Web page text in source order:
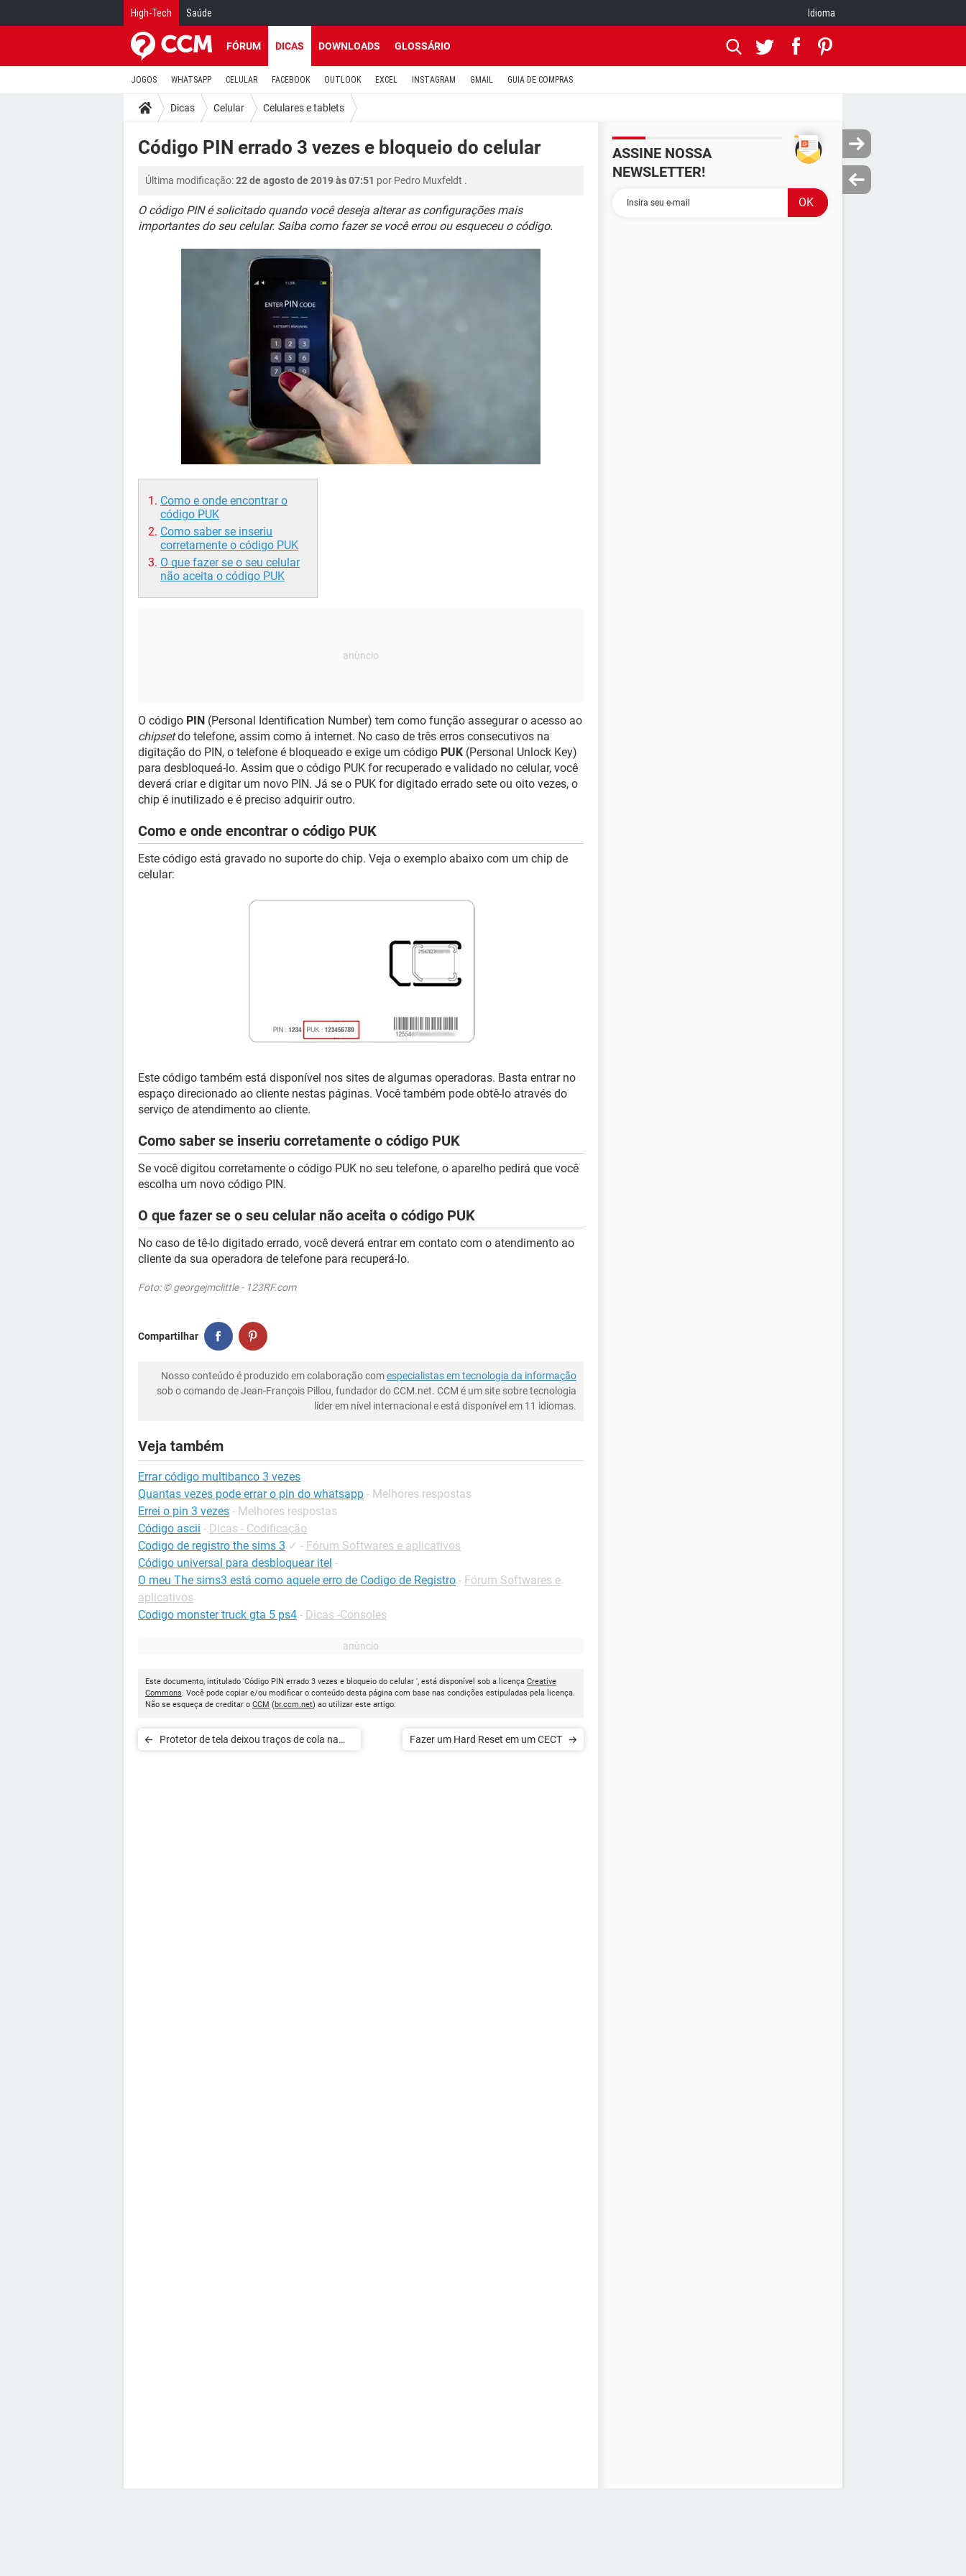
High-Tech Saúde Idioma
FÓRUM DICAS DOWNLOADS GLOSSÁRIO
JOGOS WHATSAPP CELULAR FACEBOOK OUTLOOK EXCEL INSTAGRAM GMAIL GUIA DE COMPRAS
Dicas Celular Celulares e tablets
Código PIN errado 3 vezes e bloqueio do celular
Última modificação:22 de agosto de 2019 às 07:51 por Pedro Muxfeldt .
O código PIN é solicitado quando você deseja alterar as configurações mais
importantes do seu celular. Saiba como fazer se você errou ou esqueceu o código.
Como e onde encontrar o
código PUK
Como saber se inseriu
corretamente o código PUK
O que fazer se o seu celular
não aceita o código PUK
O código PIN (Personal Identification Number) tem como função assegurar o acesso ao
chipsetdo telefone, assim como à internet. No caso de três erros consecutivos na
digitação do PIN, o telefone é bloqueado e exige um código PUK (Personal Unlock Key)
para desbloqueá-lo. Assim que o código PUK for recuperado e validado no celular, você
deverá criar e digitar um novo PIN. Já se o PUK for digitado errado sete ou oito vezes, o
chip é inutilizado e é preciso adquirir outro.
Como e onde encontrar o código PUK
Este código está gravado no suporte do chip. Veja o exemplo abaixo com um chip de
celular:
Este código também está disponível nos sites de algumas operadoras. Basta entrar no
espaço direcionado ao cliente nestas páginas. Você também pode obtê-lo através do
serviço de atendimento ao cliente.
Como saber se inseriu corretamente o código PUK
Se você digitou corretamente o código PUK no seu telefone, o aparelho pedirá que você
escolha um novo código PIN.
O que fazer se o seu celular não aceita o código PUK
No caso de tê-lo digitado errado, você deverá entrar em contato com o atendimento ao
cliente da sua operadora de telefone para recuperá-lo.
Foto: © georgejmclittle - 123RF.com
Compartilhar
Nosso conteúdo é produzido em colaboração comespecialistas em tecnologia da informação
sob o comando de Jean-François Pillou, fundador do CCM.net. CCM é um site sobre tecnologia
líder em nível internacional e está disponível em 11 idiomas.
Veja também
Errar código multibanco 3 vezes
Quantas vezes pode errar o pin do whatsapp - Melhores respostas
Errei o pin 3 vezes - Melhores respostas
Código ascii - Dicas - Codificação
Codigo de registro the sims 3 ✓ - Fórum Softwares e aplicativos
Código universal para desbloquear itel -
O meu The sims3 está como aquele erro de Codigo de Registro - Fórum Softwares e
aplicativos
Codigo monster truck gta 5 ps4 - Dicas -Consoles
Este documento, intitulado 'Código PIN errado 3 vezes e bloqueio do celular ', está disponível sob a licença Creative
Commons. Você pode copiar e/ou modificar o conteúdo desta página com base nas condições estipuladas pela licença.
Não se esqueça de creditar o CCM (br.ccm.net) ao utilizar este artigo.
Protetor de tela deixou traços de cola na
Fazer um Hard Reset em um CECT
ASSINE NOSSA
NEWSLETTER!